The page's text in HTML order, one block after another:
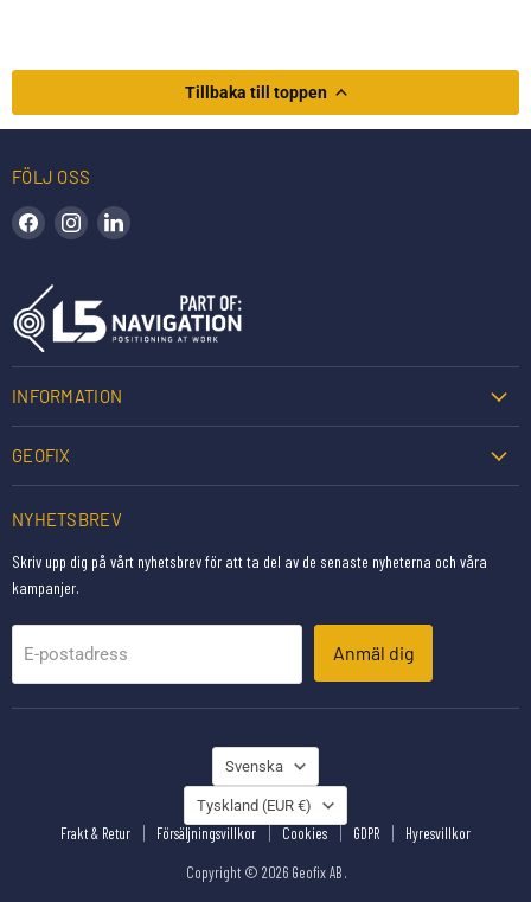
Tillbaka till toppen
FÖLJ OSS
Hitta oss på Facebook
Hitta oss på Instagram
INFORMATION
GEOFIX
NYHETSBREV
Skriv upp dig på vårt nyhetsbrev för att ta del av de senaste nyheterna och våra
kampanjer.
E-postadress Anmäl dig
SPRÅK
Svenska
LAND
Tyskland (EUR €)
Frakt & Retur Försäljningsvillkor Cookies GDPR Hyresvillkor
Copyright © 2026 Geofix AB .